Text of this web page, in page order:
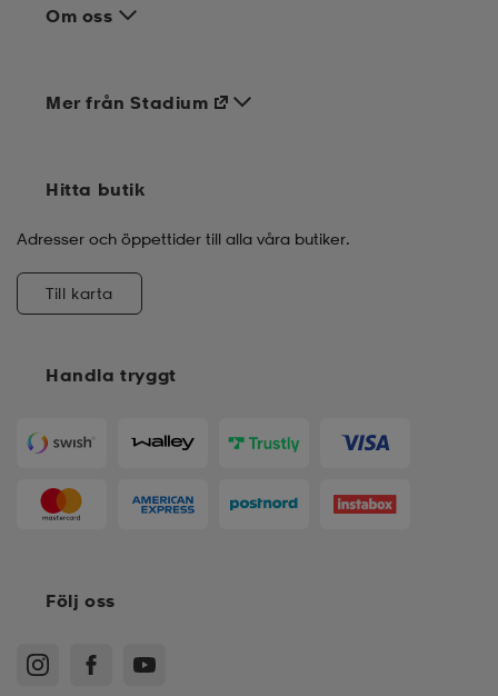
Om oss
Handla tryggt
Mer från Stadium
Hitta butik
Adresser och öppettider till alla våra butiker.
Till karta
Följ oss